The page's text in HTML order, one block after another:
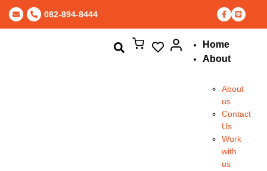
082-894-8444
Home
About
About
us
Contact
Us
Work
with
us